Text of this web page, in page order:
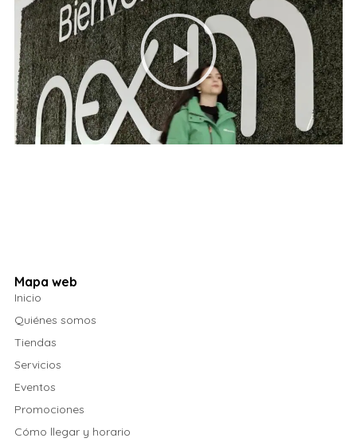
Mapa web
Inicio
Quiénes somos
Tiendas
Servicios
Eventos
Promociones
Cómo llegar y horario